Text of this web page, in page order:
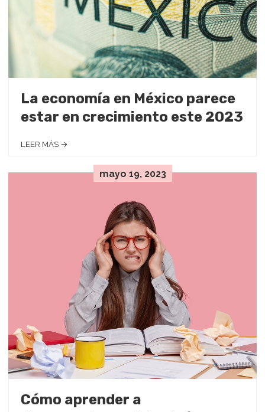
La economía en México parece
estar en crecimiento este 2023
LEER MÁS →
mayo 19, 2023
Cómo aprender a